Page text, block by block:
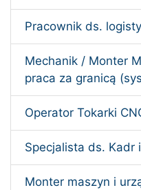
Pracownik ds.
Mechanik / Monter
praca za granicą
Operator Tokarki
Specjalista ds. Kadr i
Monter maszyn i